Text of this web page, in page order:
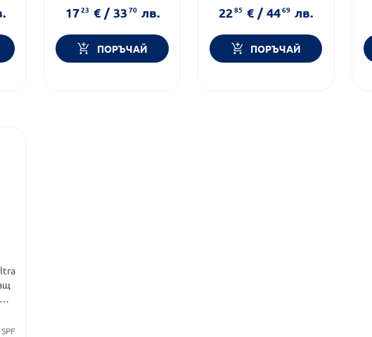
Форма на продукта:
1723 € / 3370 лв.
ПОРЪЧАЙ
2285 € / 4469 лв.
ПОРЪЧАЙ
SPF